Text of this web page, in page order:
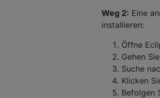
Weg 2: Eine
installieren:
Öffne
Gehen
Suche
Klicken
Befolgen